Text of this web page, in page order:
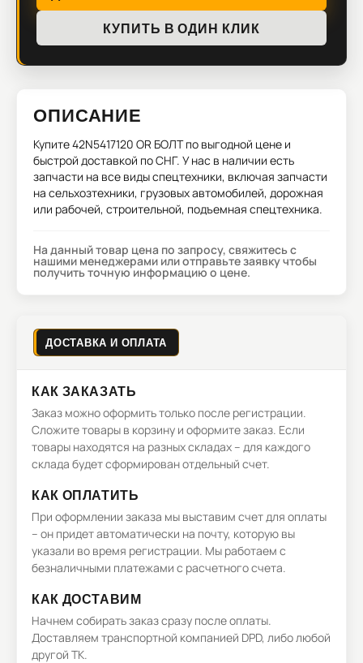
КУПИТЬ В ОДИН КЛИК
ОПИСАНИЕ
Купите42N5417120 OR БОЛТпо выгодной цене и
быстрой доставкой по СНГ. У нас в наличии есть
запчасти на все виды спецтехники, включая запчасти
на сельхозтехники, грузовых автомобилей, дорожная
или рабочей, строительной, подъемная спецтехника.
На данный товар цена по запросу, свяжитесь с
нашими менеджерами или отправьте заявку чтобы
получить точную информацию о цене.
ДОСТАВКА И ОПЛАТА
КАК ЗАКАЗАТЬ
Заказ можно оформить только после регистрации.
Сложите товары в корзину и оформите заказ. Если
товары находятся на разных складах – для каждого
склада будет сформирован отдельный счет.
КАК ОПЛАТИТЬ
При оформлении заказа мы выставим счет для оплаты
– он придет автоматически на почту, которую вы
указали во время регистрации. Мы работаем с
безналичными платежами с расчетного счета.
КАК ДОСТАВИМ
Начнем собирать заказ сразу после оплаты.
Доставляем транспортной компанией DPD, либо любой
другой ТК.